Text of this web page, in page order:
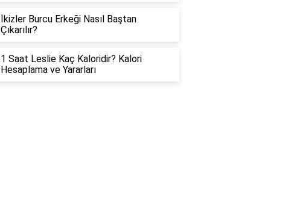
İkizler Burcu Erkeği Nasıl Baştan
Çıkarılır?
1 Saat Leslie Kaç Kaloridir? Kalori
Hesaplama ve Yararları